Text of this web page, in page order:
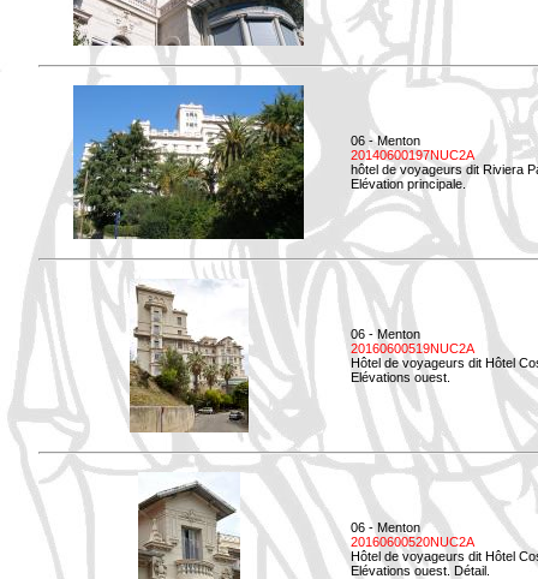
06 - Menton
20140600197NUC2A
hôtel de voyageurs dit Riviera
Elévation principale.
06 - Menton
20160600519NUC2A
Hôtel de voyageurs dit Hôtel
Elévations ouest.
06 - Menton
20160600520NUC2A
Hôtel de voyageurs dit Hôtel
Elévations ouest. Détail.